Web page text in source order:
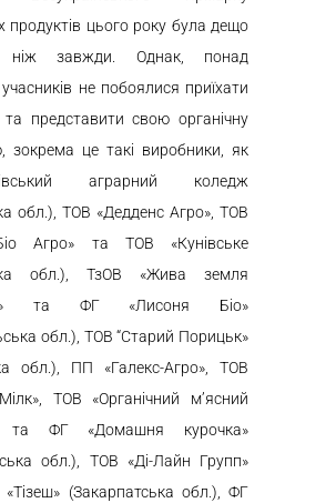
продуктів цього року була дещо
ніж завжди. Однак, понад
не побоялися приїхати
представити свою органічну
зокрема це такі виробники, як
аграрний коледж
обл.), ТОВ «Дедденс Агро», ТОВ
Агро» та ТОВ «Кунівське
обл.), ТзОВ «Жива земля
та ФГ «Лисоня Біо»
обл.), ТОВ “Старий Порицьк»
обл.), ПП «Галекс-Агро», ТОВ
ТОВ «Органічний м’ясний
та ФГ «Домашня курочка»
обл.), ТОВ «Ді-Лайн Групп»
«Тізеш» (Закарпатська обл.), ФГ